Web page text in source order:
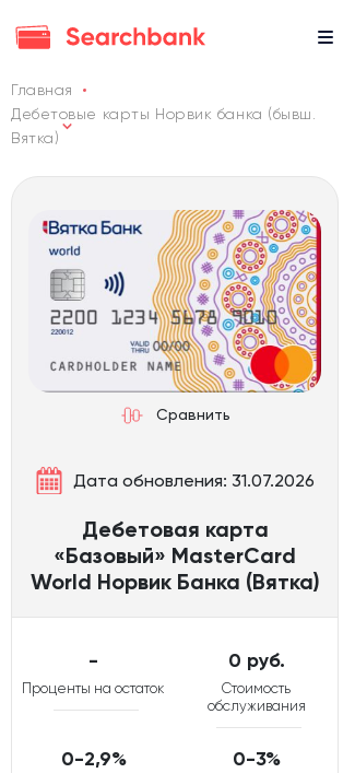
Главная
Дебетовые карты Норвик банка (бывш.
Вятка)
Сравнить
Дата обновления: 31.07.2026
Дебетовая карта
«Базовый» MasterCard
World Норвик Банка (Вятка)
-
Проценты на остаток
0 руб.
Стоимость
обслуживания
0-2,9% 0-3%